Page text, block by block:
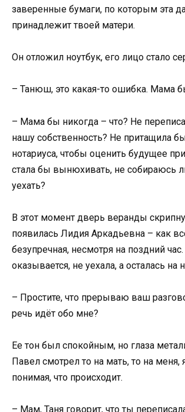
заверенные бумаги, по которым эта
принадлежит твоей матери.
Он отложил ноутбук, его лицо стало
– Танюш, это какая-то ошибка. Мама
– Мама бы никогда – что? Не
нашу собственность? Не притащила
нотариуса, чтобы оценить будущее
стала бы вынюхивать, не собираюсь
уехать?
В этот момент дверь веранды
появилась Лидия Аркадьевна – как
безупречная, несмотря на поздний
оказывается, не уехала, а осталась на
– Простите, что прерываю ваш
речь идёт обо мне?
Ее тон был спокойным, но глаза
Павел смотрел то на мать, то на меня,
понимая, что происходит.
– Мам, Таня говорит, что ты